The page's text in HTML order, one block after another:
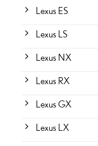
Lexus ES
Lexus LS
Lexus NX
Lexus RX
Lexus GX
Lexus LX